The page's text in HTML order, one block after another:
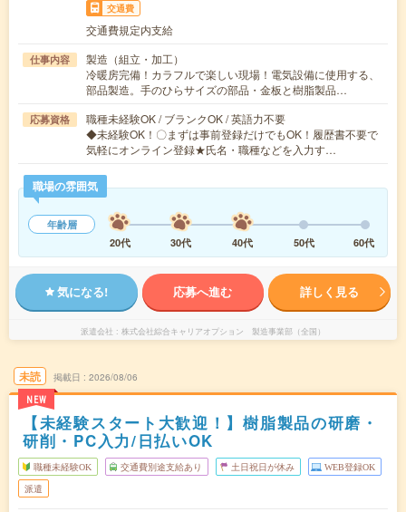
交通費
交通費規定内支給
仕事内容
製造（組立・加工）
冷暖房完備！カラフルで楽しい現場！電気設備に使用する、
部品製造。手のひらサイズの部品・金板と樹脂製品…
応募資格
職種未経験OK / ブランクOK / 英語力不要
◆未経験OK！〇まずは事前登録だけでもOK！履歴書不要で
気軽にオンライン登録★氏名・職種などを入力す…
職場の雰囲気
年齢層
20代
30代 40代 50代 60代
気になる! 応募へ進む 詳しく見る
派遣会社 株式会社綜合キャリアオプション 製造事業部（全国）
未読
NEW
掲載日 2026/08/06
【未経験スタート大歓迎！】樹脂製品の研磨・
研削・PC入力/日払いOK
職種未経験OK 交通費別途支給あり 土日祝日が休み WEB登録OK
派遣